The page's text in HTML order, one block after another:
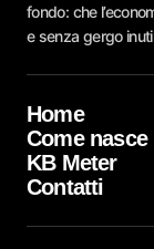
fondo: che
e senza gergo
Home
Come nasce
KB Meter
Contatti